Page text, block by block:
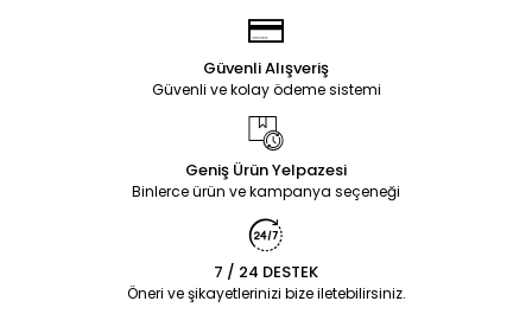
Güvenli Alışveriş
Güvenli ve kolay ödeme sistemi
Geniş Ürün Yelpazesi
Binlerce ürün ve kampanya seçeneği
7 / 24 DESTEK
Öneri ve şikayetlerinizi bize iletebilirsiniz.